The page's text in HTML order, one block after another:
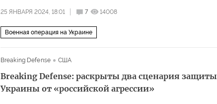
25 ЯНВАРЯ 2024, 18:01 7 14008
Военная операция на Украине
Breaking Defense США
Breaking Defense: раскрыты два сценария защиты
Украины от «российской агрессии»